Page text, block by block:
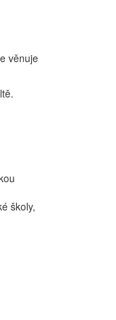
věnuje
školy,